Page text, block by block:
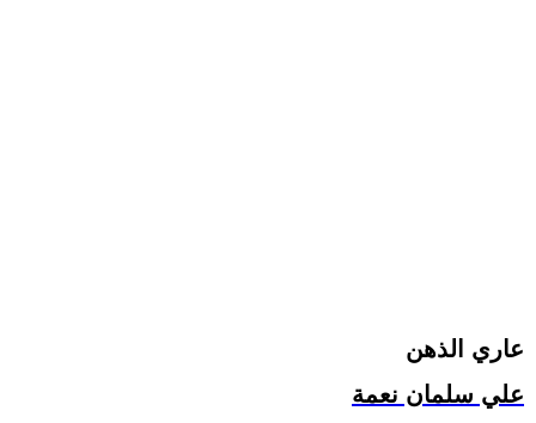
عاري الذهن
علي سلمان نعمة